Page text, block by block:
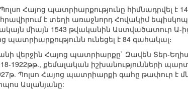
Հայոց պատրիարքությունը հիմնադրվել է
հրավիրում է տեղի առաջնորդ Հովակիմ
միայն 1543 թվականին Աստվածատուր Ա-
պատրիարքությունն ունեցել է 84 գահակալ։
վերջին Հայոց պատրիարքը` Զավեն Տեր-
1922թթ., քեմալական իշխանությունների
Պոլսո Հայոց պատրիարքի գահը թափուր է
Ասլանյանը: